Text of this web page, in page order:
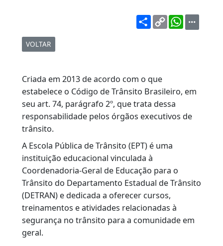
Escola Pública de Trânsito
Share
Link
Criada em 2013 de acordo com o que
estabelece o Código de Trânsito Brasileiro, em
seu art. 74, parágrafo 2º, que trata dessa
responsabilidade pelos órgãos executivos de
trânsito.